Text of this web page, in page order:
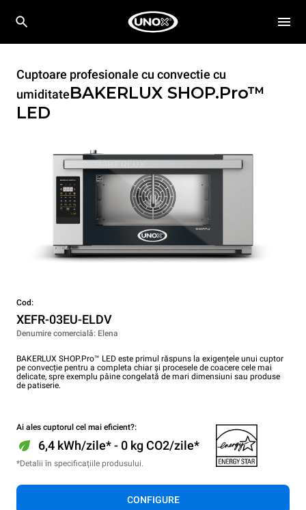
Cuptoare profesionale cu convectie cu
umiditateBAKERLUX SHOP.Pro™
LED
Cod:
XEFR-03EU-ELDV
Denumire comercială: Elena
BAKERLUX SHOP.Pro™ LED este primul răspuns la exigențele unui cuptor
pe convecție pentru a completa chiar și procesele de coacere cele mai
delicate, spre exemplu pâine congelată de mari dimensiuni sau produse
de patiserie.
Ai ales cuptorul cel mai eficient?:
6,4 kWh/zile* - 0 kg CO2/zile*
*Detalii în specificațiile produsului.
CONFIGURE